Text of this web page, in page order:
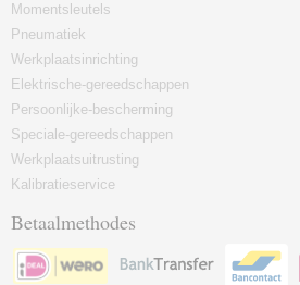
Momentsleutels
Pneumatiek
Werkplaatsinrichting
Elektrische-gereedschappen
Persoonlijke-bescherming
Speciale-gereedschappen
Werkplaatsuitrusting
Kalibratieservice
Betaalmethodes